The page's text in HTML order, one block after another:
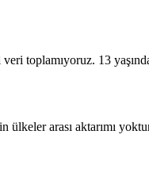
toplamıyoruz. 13
arası aktarımı